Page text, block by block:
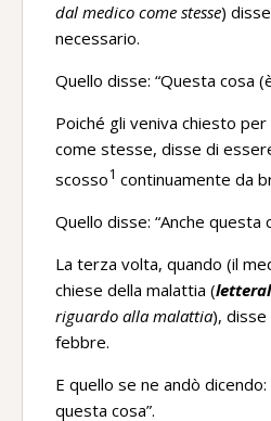
dal medico come stesse)
necessario.
Quello disse: “Questa cosa
Poiché gli veniva chiesto
come stesse, disse di
scosso1 continuamente da
Quello disse: “Anche questa
La terza volta, quando (il
chiese della malattia (
riguardo alla malattia), disse
febbre.
E quello se ne andò dicendo:
questa cosa”.